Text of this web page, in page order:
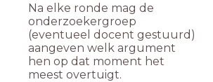
Na elke ronde mag de
onderzoekergroep
(eventueel docent gestuurd)
aangeven welk argument
hen op dat moment het
meest overtuigt.